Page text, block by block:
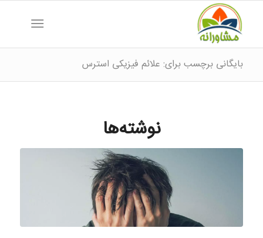
بایگانی برچسب برای: علائم فیزیکی استرس
نوشته‌ها